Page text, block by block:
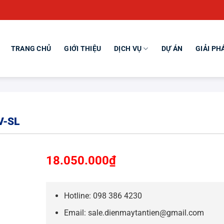
TRANG CHỦ GIỚI THIỆU DỊCH VỤ DỰ ÁN GIẢI
SL
18.050.000₫
Hotline: 098 386 4230
Email: sale.dienmaytantien@gmail.com